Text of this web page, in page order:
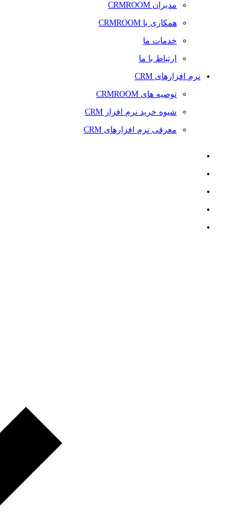
مدیران CRMROOM
همکاری با CRMROOM
خدمات ما
ارتباط با ما
نرم افزارهای CRM
توصیه های CRMROOM
شیوه خرید نرم افزار CRM
معرفی نرم افزارهای CRM